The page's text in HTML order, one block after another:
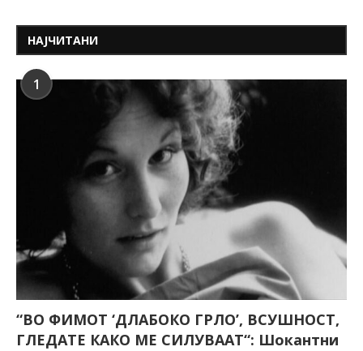
НАЈЧИТАНИ
1
“ВО ФИМОТ ‘ДЛАБОКО ГРЛО’, ВСУШНОСТ,
ГЛЕДАТЕ КАКО МЕ СИЛУВААТ“: Шокантни